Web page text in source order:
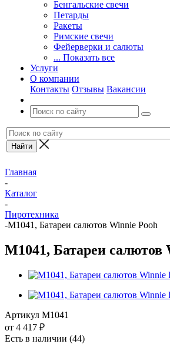
Бенгальские свечи
Петарды
Ракеты
Римские свечи
Фейерверки и салюты
... Показать все
Услуги
О компании
Контакты Отзывы Вакансии
Главная
-
Каталог
-
Пиротехника
-M1041, Батареи салютов Winnie Pooh
M1041, Батареи салютов
Артикул M1041
от 4 417 ₽
Есть в наличии (44)